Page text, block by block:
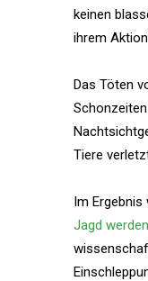
keinen
ihrem
Das Töten
Tiere
Im
Jagd